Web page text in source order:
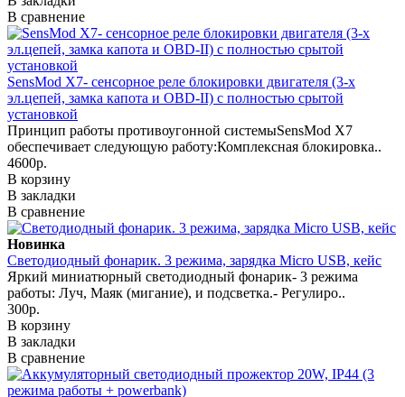
В сравнение
SensMod X7- сенсорное реле блокировки двигателя (3-х
эл.цепей, замка капота и OBD-II) с полностью срытой
установкой
Принцип работы противоугонной системыSensMod X7
обеспечивает следующую работу:Комплексная блокировка..
4600р.
В корзину
В закладки
В сравнение
Новинка
Светодиодный фонарик. 3 режима, зарядка Micro USB, кейс
Яркий миниатюрный светодиодный фонарик- 3 режима
работы: Луч, Маяк (мигание), и подсветка.- Регулиро..
300р.
В корзину
В закладки
В сравнение